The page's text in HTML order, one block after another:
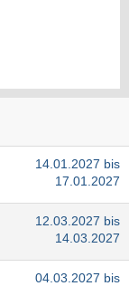
14.01.2027 bis
17.01.2027
12.03.2027 bis
14.03.2027
04.03.2027 bis